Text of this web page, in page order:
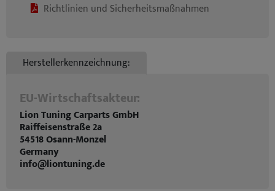
Richtlinien und Sicherheitsmaßnahmen
Herstellerkennzeichnung:
EU-Wirtschaftsakteur:
Lion Tuning Carparts GmbH
Raiffeisenstraße 2a
54518 Osann-Monzel
Germany
info@liontuning.de